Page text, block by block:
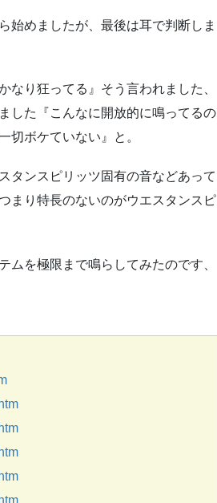
始めましたが、最後は耳で判断しま
り狂ってる』そう言われました、
した『こんなに開放的に鳴ってるの
切ボケていない』と。
タンスピリッツ固有の音などあって
まり特長のないのがウエスタンスピ
ムを極限まで鳴らしてみたのです、